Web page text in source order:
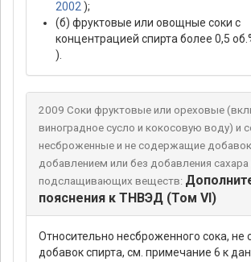
2002 );
(б) фруктовые или овощные соки с
концентрацией спирта более 0,5
).
2009 Соки фруктовые или ореховые
виноградное сусло и кокосовую воду) и
несброженные и не содержащие добавок
добавлением или без добавления сахара
подслащивающих веществ:
пояснения к ТНВЭД (Том VI)
Относительно несброженного сока,
добавок спирта, см. примечание 6 к